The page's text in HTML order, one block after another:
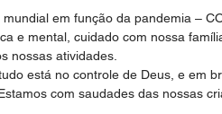
mundial em função da pandemia –
e mental, cuidado com nossa
nossas atividades.
está no controle de Deus, e em
com saudades das nossas